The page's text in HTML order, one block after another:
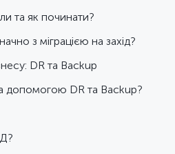
та як починати?
з міграцією на захід?
DR та Backup
допомогою DR та Backup?